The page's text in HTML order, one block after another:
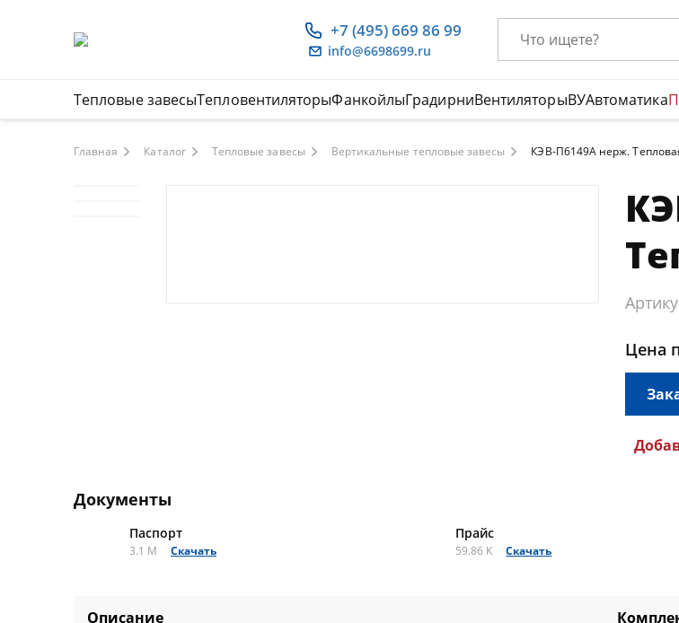
+7 (495) 669 86 99
info@6698699.ru
Тепловые завесыТепловентиляторыФанкойлыГрадирниВентиляторыВУАвтоматика
Главная Каталог Тепловые завесы Вертикальные тепловые завесы КЭВ-П6149A нерж.
Цена
Документы
Паспорт
3.1 M Скачать
Прайс
59.86 K Скачать
Описание